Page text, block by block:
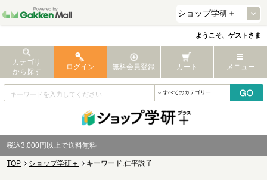
ようこそ、ゲストさま
カテゴリ
から探す
ログイン 無料会員登録 カート メニュー
税込3,000円以上で送料無料
TOP ショップ学研＋ キーワード:仁平説子